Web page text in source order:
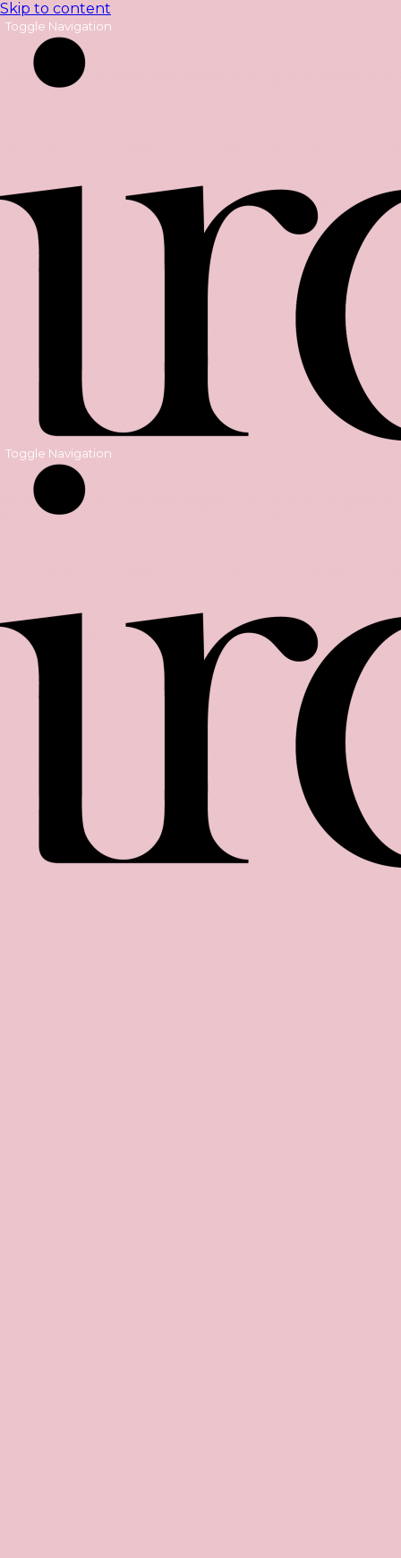
Skip to content
Toggle Navigation
Toggle Navigation